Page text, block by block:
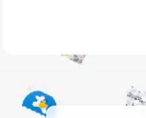
ユーザー同士で質問・相談で